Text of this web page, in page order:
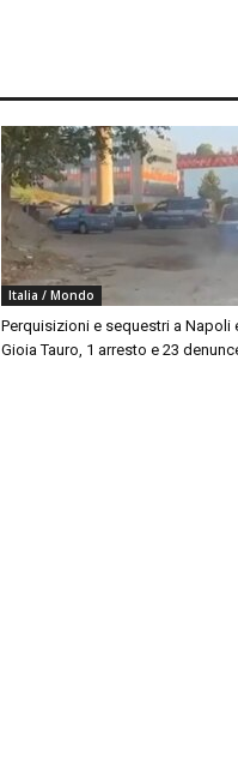
Italia / Mondo
Perquisizioni e sequestri a Napoli
Gioia Tauro, 1 arresto e 23